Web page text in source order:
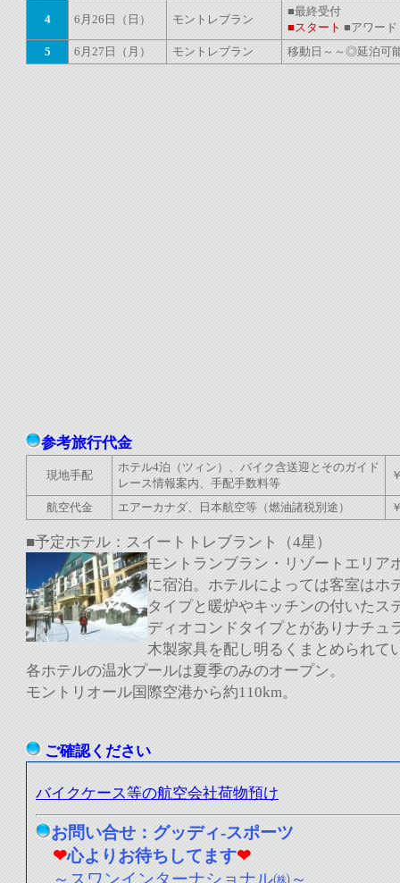
4 6月26日（日） モントレブラン
■最終受付
■スタート ■アワード
5
6月27日（月） モントレブラン 移動日～～◎延泊可
参考旅行代金
現地手配
ホテル4泊（ツィン）、バイク含送迎とそのガイド
レース情報案内、手配手数料等
航空代金 エアーカナダ、日本航空等（燃油諸税別途）
■予定ホテル：スイートトレブラント（4星）
モントランブラン・リゾートエリア
に宿泊。ホテルによっては客室はホ
タイプと暖炉やキッチンの付いたス
ディオコンドタイプとがありナチュ
木製家具を配し明るくまとめられて
各ホテルの温水プールは夏季のみのオープン。
モントリオール国際空港から約110km。
ご確認ください
バイクケース等の航空会社荷物預け
お問い合せ：グッディ-スポーツ
❤心よりお待ちしてます❤